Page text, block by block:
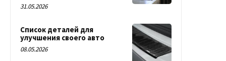
31.05.2026
Список деталей для
улучшения своего авто
08.05.2026